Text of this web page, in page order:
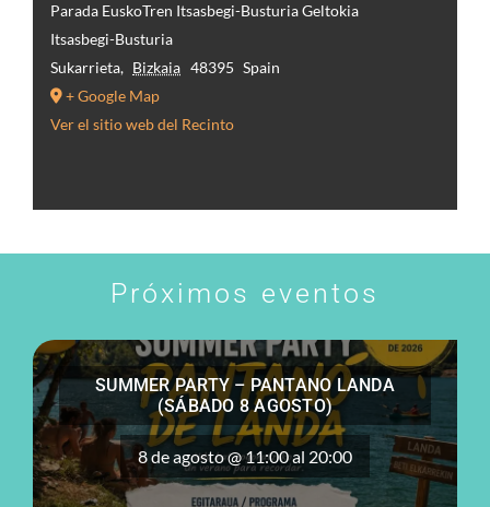
Parada EuskoTren Itsasbegi-Busturia Geltokia
Itsasbegi-Busturia
Sukarrieta, Bizkaia 48395 Spain
+ Google Map
Ver el sitio web del Recinto
Próximos eventos
SUMMER PARTY – PANTANO LANDA
(SÁBADO 8 AGOSTO)
8 de agosto @ 11:00al 20:00